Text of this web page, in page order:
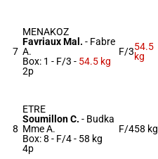
7
MENAKOZ
Favriaux Mal. - Fabre
A.
Box: 1 - F/3 - 54.5 kg
2p
F/354.5
kg
8
ETRE
Soumillon C. - Budka
Mme A.
Box: 8 - F/4 - 58 kg
4p
F/458 kg